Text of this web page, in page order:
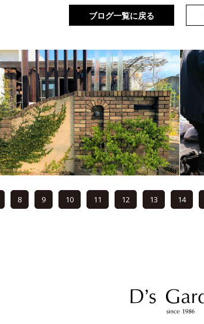
ブログ一覧に戻る
8 9 10 11 12 13 14